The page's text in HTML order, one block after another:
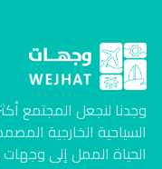
وجدنا لنجعل المجتمع
السياحية الخارجية
الحياة الممل إلى